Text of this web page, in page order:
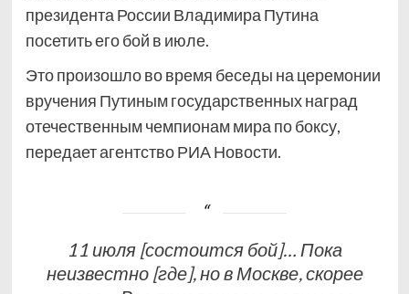
президента России Владимира Путина
посетить его бой в июле.
Это произошло во время беседы на церемонии
вручения Путиным государственных наград
отечественным чемпионам мира по боксу,
передает агентство РИА Новости.
11 июля [состоится бой]… Пока
неизвестно [где], но в Москве, скорее